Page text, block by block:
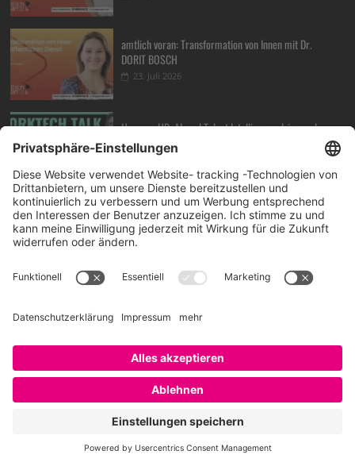
amtlich voran: Transformation von Innen mit Dr.
DORIT BOSCH
23. Juli 2026
How can HR, AI, and Talent Intelligence drive real
business results, BOBBY BAJAJ?
17. Juli 2026
Das war das EMBRACE Festival – Video auf Klick